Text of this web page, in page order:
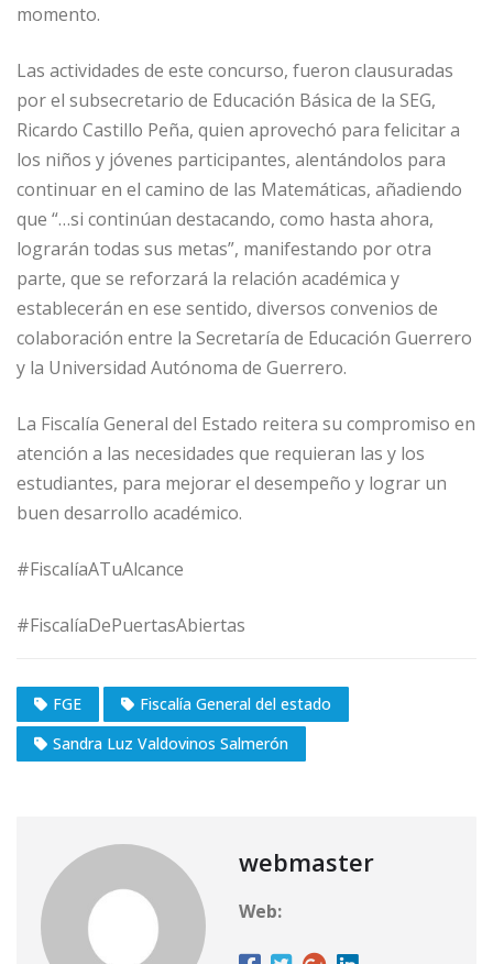
momento.
Las actividades de este concurso, fueron clausuradas
por el subsecretario de Educación Básica de la SEG,
Ricardo Castillo Peña, quien aprovechó para felicitar a
los niños y jóvenes participantes, alentándolos para
continuar en el camino de las Matemáticas, añadiendo
que “…si continúan destacando, como hasta ahora,
lograrán todas sus metas”, manifestando por otra
parte, que se reforzará la relación académica y
establecerán en ese sentido, diversos convenios de
colaboración entre la Secretaría de Educación Guerrero
y la Universidad Autónoma de Guerrero.
La Fiscalía General del Estado reitera su compromiso en
atención a las necesidades que requieran las y los
estudiantes, para mejorar el desempeño y lograr un
buen desarrollo académico.
#FiscalíaATuAlcance
#FiscalíaDePuertasAbiertas
FGE
Fiscalía General del estado
Sandra Luz Valdovinos Salmerón
webmaster
Web: